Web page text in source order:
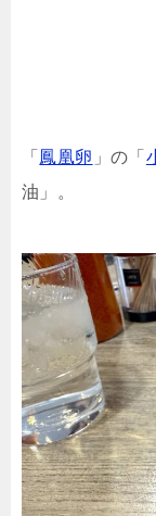
「 鳳凰卵 」の「
油」。